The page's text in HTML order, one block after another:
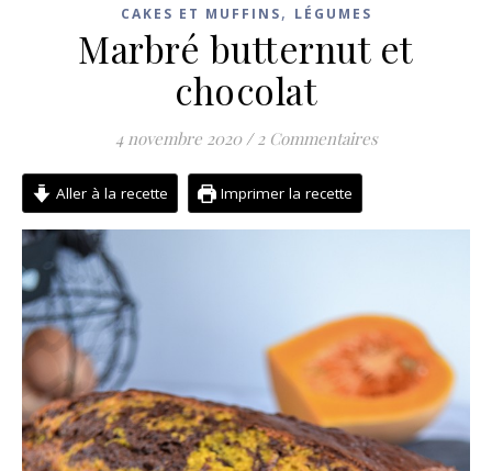
CAKES ET MUFFINS, LÉGUMES
Marbré butternut et
chocolat
4 novembre 2020 / 2 Commentaires
Aller à la recette Imprimer la recette